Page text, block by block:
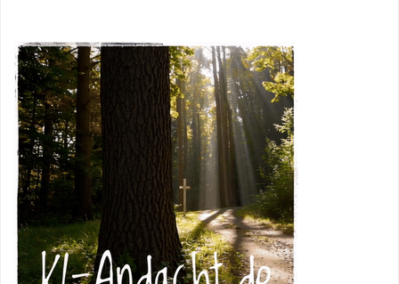
–
Schlüssel
zum
wahren
Reichtum"